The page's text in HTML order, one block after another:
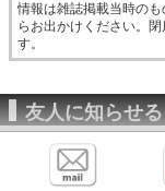
情報は雑誌掲載当時の
らお出かけください。
す。
友人に知らせる